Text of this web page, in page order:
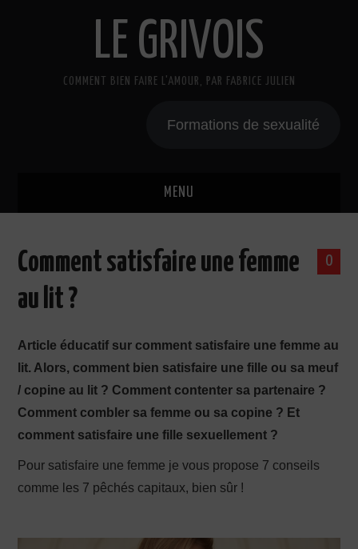
LE GRIVOIS
COMMENT BIEN FAIRE L'AMOUR, PAR FABRICE JULIEN
Formations de sexualité
MENU
A PROPOS
PRODUCTION X
0
Comment satisfaire une femme
au lit ?
Article éducatif sur comment satisfaire une femme au
lit. Alors, comment bien satisfaire une fille ou sa meuf
/ copine au lit ? Comment contenter sa partenaire ?
Comment combler sa femme ou sa copine ? Et
comment satisfaire une fille sexuellement ?
Pour satisfaire une femme je vous propose 7 conseils
comme les 7 pêchés capitaux, bien sûr !